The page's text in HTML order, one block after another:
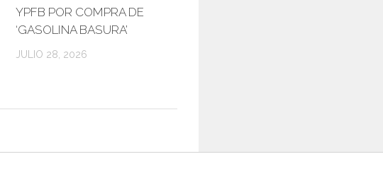
YPFB POR COMPRA DE
‘GASOLINA BASURA’
JULIO 28, 2026